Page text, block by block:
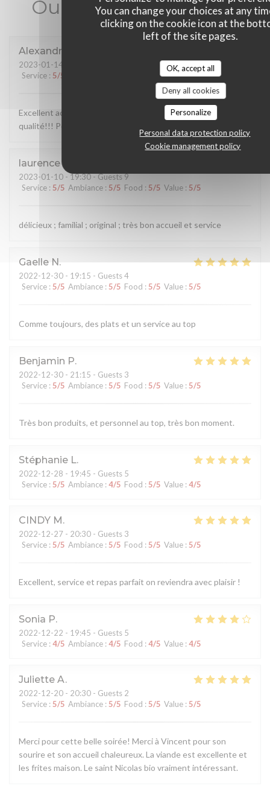
You can change your choices at any
clicking on the cookie icon at the
left of the site pages.
OK, accept all
Deny all cookies
Personalize
Personal data protection policy
Cookie management policy
Our customer ratings
Alexandre
2023-01-14
Service : 5/5 /5 Value:5/5
Excellent accueil, nous avons très bien mangé, produits de
qualité!!! Personnel au top
laurence
2023-01-10 - 19:30 - Guests 9
Service : 5/5 Ambiance : 5/5 Food : 5/5 Value : 5/5
délicieux ; familial ; original ; très bon accueil et service
Gaelle N
2022-12-30 - 19:15 - Guests 4
Service : 5/5 Ambiance : 5/5 Food : 5/5 Value : 5/5
Comme toujours, des plats et un service au top
Benjamin P
2022-12-30 - 21:15 - Guests 3
Service : 5/5 Ambiance : 5/5 Food : 5/5 Value : 5/5
Très bon produits, et personnel au top, très bon moment.
Stéphanie L
2022-12-28 - 19:45 - Guests 5
Service : 5/5 Ambiance : 4/5 Food : 5/5 Value : 4/5
CINDY M
2022-12-27 - 20:30 - Guests 3
Service : 5/5 Ambiance : 5/5 Food : 5/5 Value : 5/5
Excellent, service et repas parfait on reviendra avec plaisir !
Sonia P
2022-12-22 - 19:45 - Guests 5
Service : 4/5 Ambiance : 4/5 Food : 4/5 Value : 4/5
Juliette A
2022-12-20 - 20:30 - Guests 2
Service : 5/5 Ambiance : 5/5 Food : 5/5 Value : 5/5
Merci pour cette belle soirée! Merci à Vincent pour son
sourire et son accueil chaleureux. La viande est excellente et
les frites maison. Le saint Nicolas bio vraiment intéressant.